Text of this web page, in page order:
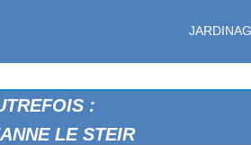
:
LE STEIR